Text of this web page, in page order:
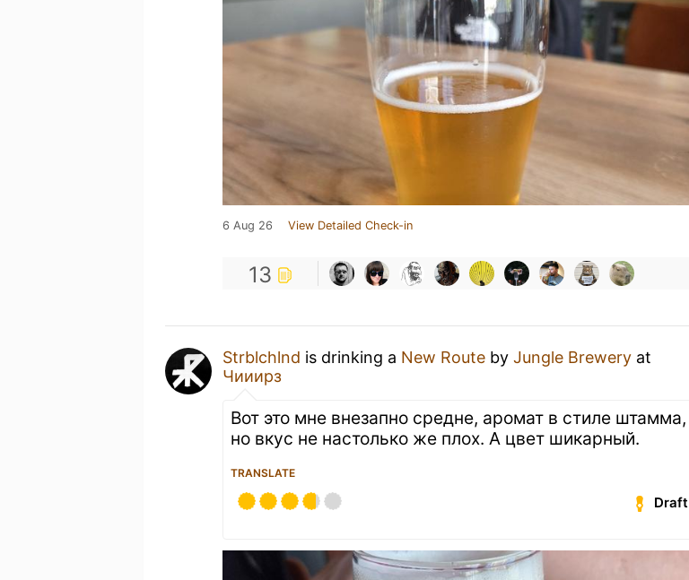
6 Aug 26 View Detailed Check-in
13
Strblchlnd is drinking a New Route by Jungle Brewery at
Чииирз
Вот это мне внезапно средне, аромат в стиле штамма,
но вкус не настолько же плох. А цвет шикарный.
TRANSLATE
Draft